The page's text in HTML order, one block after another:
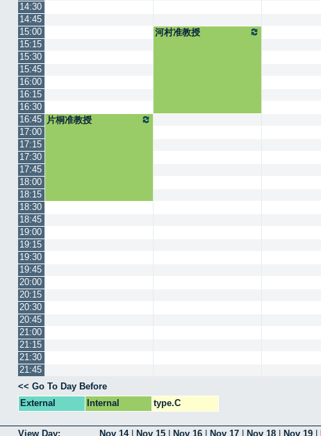
14:30
14:45
15:00
河村准教授
15:15
15:30
15:45
16:00
16:15
16:30
16:45 片桐准教授
17:00
17:15
17:30
17:45
18:00
18:15
18:30
18:45
19:00
19:15
19:30
19:45
20:00
20:15
20:30
20:45
21:00
21:15
21:30
21:45
<< Go To Day Before
External
Internal type.C
View Day: Nov 14| Nov 15 Nov 16 Nov 17 Nov 18 Nov 19